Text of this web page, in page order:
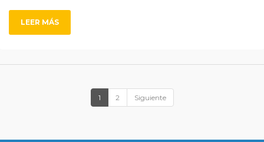
LEER MÁS
1 2 Siguiente